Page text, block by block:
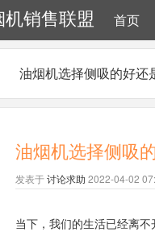
销售联盟 首页
油烟机选择侧吸的好还
油烟机选择侧吸
发表于讨论求助 2022-04-02
当下，我们的生活已经离